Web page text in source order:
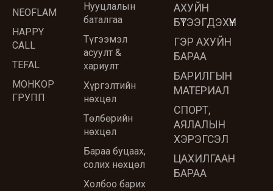
NEOFLAM
HAPPY
CALL
TEFAL
МОНКОР
ГРУПП
Нууцлалын
баталгаа
Түгээмэл
асуулт &
хариулт
Хүргэлтийн
нөхцөл
Төлбөрийн
нөхцөл
Бараа буцаах,
солих нөхцөл
Холбоо барих
АХУЙН
БҮТЭЭГДЭХҮҮН
ГЭР АХУЙН
БАРАА
БАРИЛГЫН
МАТЕРИАЛ
СПОРТ,
АЯЛАЛЫН
ХЭРЭГСЭЛ
ЦАХИЛГААН
БАРАА